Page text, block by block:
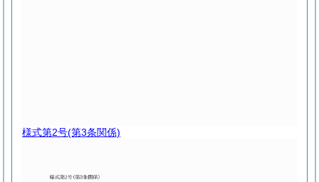
様式第2号(第3条関係)